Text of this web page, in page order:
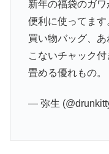
新年の福袋のガ
便利に使ってます
買い物バッグ、
こないチャック
畳める優れもの。
— 弥生